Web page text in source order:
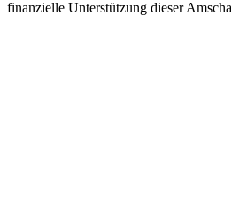
finanzielle Unterstützung dieser